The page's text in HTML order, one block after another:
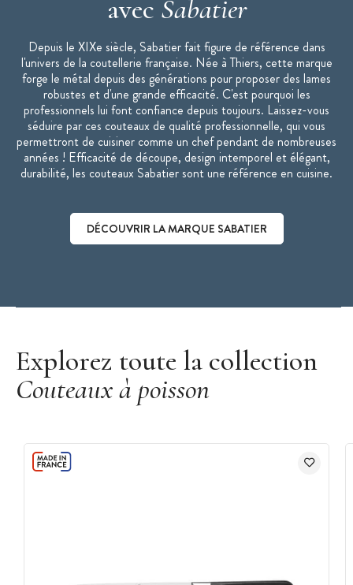
avec Sabatier
Depuis le XIXe siècle, Sabatier fait figure de référence dans
l'univers de la coutellerie française. Née à Thiers, cette marque
forge le métal depuis des générations pour proposer des lames
robustes et d'une grande efficacité. C'est pourquoi les
professionnels lui font confiance depuis toujours. Laissez-vous
séduire par ces couteaux de qualité professionnelle, qui vous
permettront de cuisiner comme un chef pendant de nombreuses
années ! Efficacité de découpe, design intemporel et élégant,
durabilité, les couteaux Sabatier sont une référence en cuisine.
DÉCOUVRIR LA MARQUE SABATIER
Explorez toute la collection
Couteaux à poisson